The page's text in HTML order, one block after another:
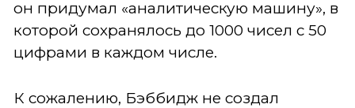
он придумал «аналитическую машину», в
которой сохранялось до 1000 чисел с 50
цифрами в каждом числе.
К сожалению, Бэббидж не создал